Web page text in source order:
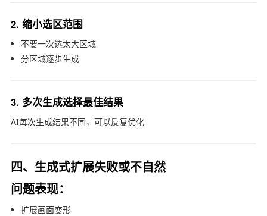
2. 缩小选区范围
不要一次选太大区域
分区域逐步生成
3. 多次生成选择最佳结果
AI每次生成结果不同，可以反复优化
四、生成式扩展失败或不自然
问题表现：
扩展画面变形